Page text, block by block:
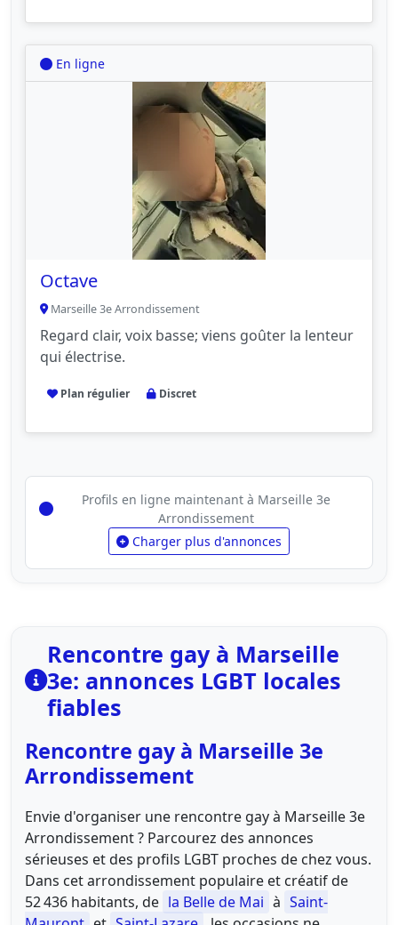
En ligne
Octave
Marseille 3e Arrondissement
Regard clair, voix basse; viens goûter la lenteur
qui électrise.
Plan régulier Discret
Profils en ligne maintenant à Marseille 3e
Arrondissement
Charger plus d'annonces
Rencontre gay à Marseille
3e: annonces LGBT locales
fiables
Rencontre gay à Marseille 3e
Arrondissement
Envie d'organiser une rencontre gay à Marseille 3e
Arrondissement ? Parcourez des annonces
sérieuses et des profils LGBT proches de chez vous.
Dans cet arrondissement populaire et créatif de
52 436 habitants, de la Belle de Mai à Saint-